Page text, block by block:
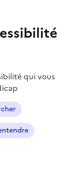
qui vous